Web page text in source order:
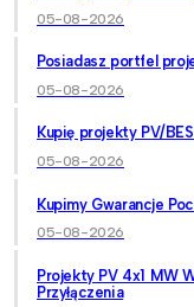
05-08-2026
Posiadasz portfel
05-08-2026
Kupię projekty PV/
05-08-2026
Kupimy Gwarancje
05-08-2026
Projekty PV 4x1 MW
Przyłączenia